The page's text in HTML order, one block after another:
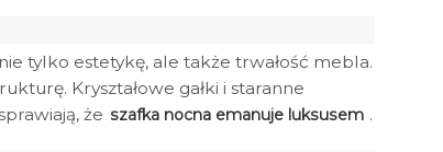
tylko estetykę, ale także trwałość mebla.
Kryształowe gałki i staranne
że szafka nocna emanuje luksusem .